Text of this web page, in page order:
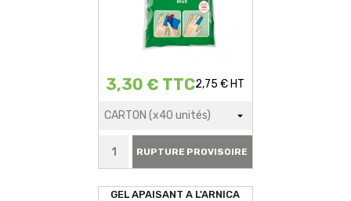
3,30 € TTC2,75 € HT
RUPTURE PROVISOIRE
GEL APAISANT A L'ARNICA